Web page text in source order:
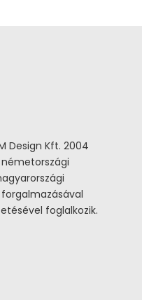
Design Kft. 2004
foglalkozik.